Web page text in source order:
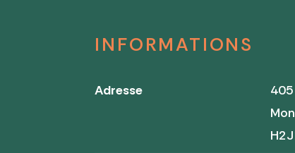
INFORMATIONS
Adresse